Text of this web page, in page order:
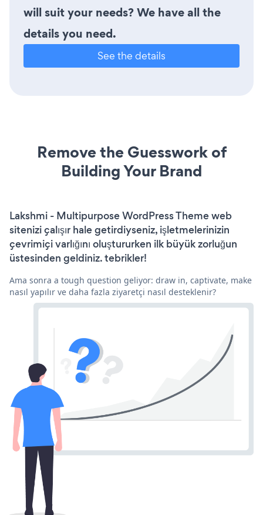
will suit your needs? We have all the
details you need.
See the details
Remove the Guesswork of
Building Your Brand
Lakshmi - Multipurpose WordPress Theme web
sitenizi çalışır hale getirdiyseniz, işletmelerinizin
çevrimiçi varlığını oluştururken ilk büyük zorluğun
üstesinden geldiniz. tebrikler!
Ama sonra a tough question geliyor: draw in, captivate, make
nasıl yapılır ve daha fazla ziyaretçi nasıl desteklenir?